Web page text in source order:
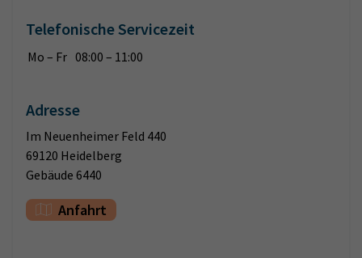
Telefonische Servicezeit
Mo – Fr 08:00 – 11:00
Adresse
Im Neuenheimer Feld 440
69120 Heidelberg
Gebäude 6440
Anfahrt